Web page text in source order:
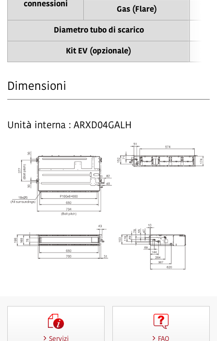
connessioni
Gas (Flare)
Diametro tubo di scarico
Kit EV (opzionale)
Dimensioni
Unità interna : ARXD04GALH
Servizi FAQ